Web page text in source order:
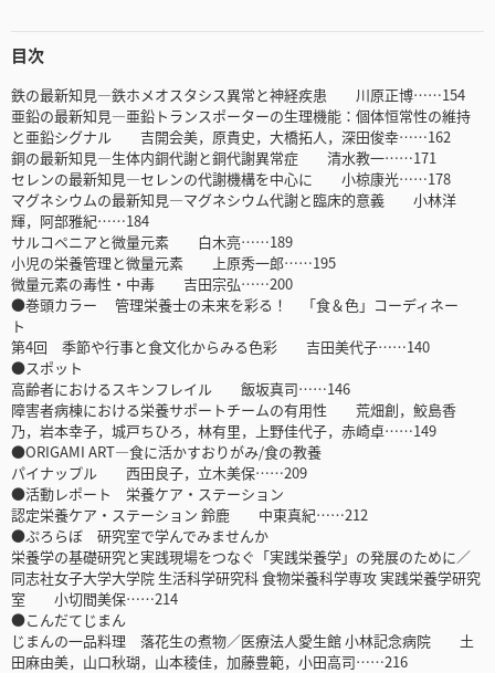
目次
鉄の最新知見―鉄ホメオスタシス異常と神経疾患 川原正博……154
亜鉛の最新知見―亜鉛トランスポーターの生理機能：個体恒常性の維持
と亜鉛シグナル 吉開会美，原貴史，大橋拓人，深田俊幸……162
銅の最新知見―生体内銅代謝と銅代謝異常症 清水教一……171
セレンの最新知見―セレンの代謝機構を中心に 小椋康光……178
マグネシウムの最新知見―マグネシウム代謝と臨床的意義 小林洋
輝，阿部雅紀……184
サルコペニアと微量元素 白木亮……189
小児の栄養管理と微量元素 上原秀一郎……195
微量元素の毒性・中毒 吉田宗弘……200
●巻頭カラー 管理栄養士の未来を彩る！ 「食＆色」コーディネー
ト
第4回 季節や行事と食文化からみる色彩 吉田美代子……140
●スポット
高齢者におけるスキンフレイル 飯坂真司……146
障害者病棟における栄養サポートチームの有用性 荒畑創，鮫島香
乃，岩本幸子，城戸ちひろ，林有里，上野佳代子，赤崎卓……149
●ORIGAMI ART―食に活かすおりがみ/食の教養
パイナップル 西田良子，立木美保……209
●活動レポート 栄養ケア・ステーション
認定栄養ケア・ステーション 鈴鹿 中東真紀……212
●ぷろらぼ 研究室で学んでみませんか
栄養学の基礎研究と実践現場をつなぐ「実践栄養学」の発展のために／
同志社女子大学大学院 生活科学研究科 食物栄養科学専攻 実践栄養学研究
室 小切間美保……214
●こんだてじまん
じまんの一品料理 落花生の煮物／医療法人愛生館 小林記念病院 土
田麻由美，山口秋瑚，山本稜佳，加藤豊範，小田高司……216